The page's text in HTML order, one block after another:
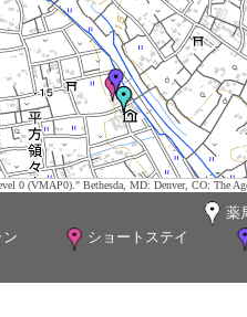
0 (VMAP0)." Bethesda, MD: Denver, CO: The
薬
ショートステイ